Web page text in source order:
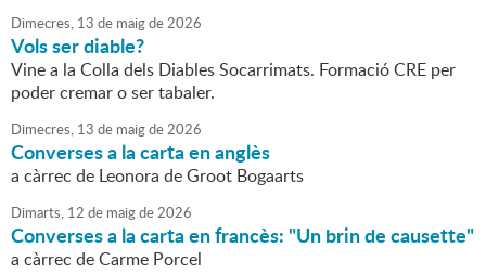
Dimecres, 13 de maigde2026
Vols ser diable?
Vine a la Colla dels Diables Socarrimats. Formació CRE per
poder cremar o ser tabaler.
Dimecres, 13 de maigde2026
Converses a la carta en anglès
a càrrec de Leonora de Groot Bogaarts
Dimarts, 12 de maigde2026
Converses a la carta en francès: "Un brin de causette"
a càrrec de Carme Porcel